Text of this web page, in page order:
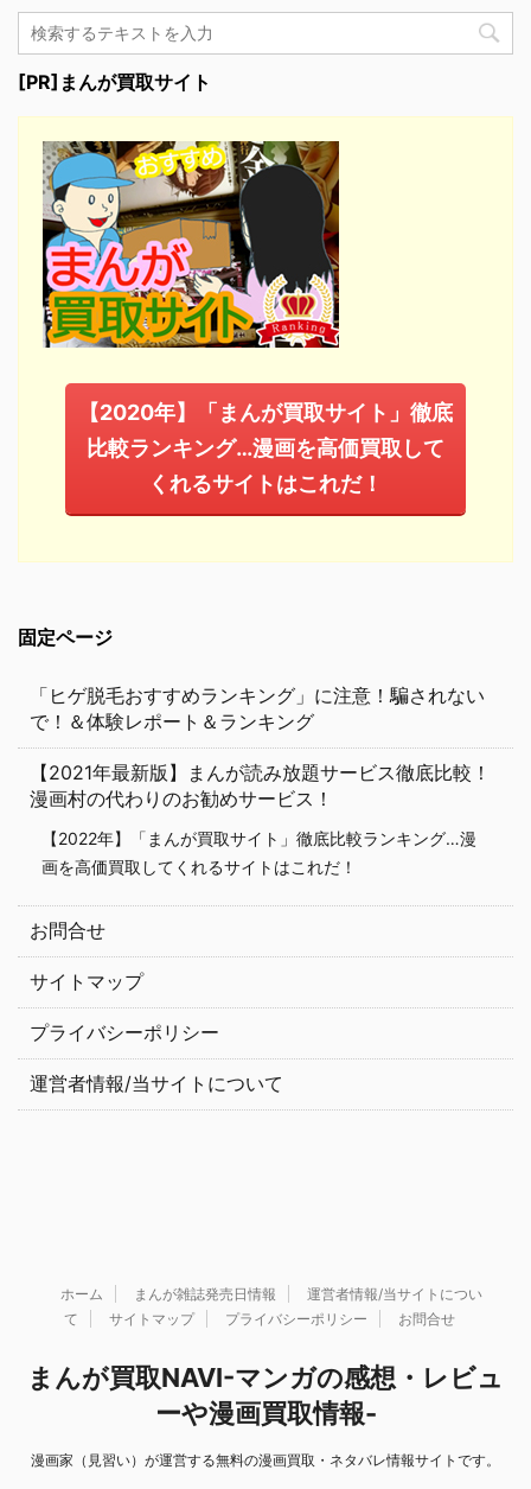
[PR]まんが買取サイト
【2020年】「まんが買取サイト」徹底
比較ランキング…漫画を高価買取して
くれるサイトはこれだ！
固定ページ
「ヒゲ脱毛おすすめランキング」に注意！騙されない
で！＆体験レポート＆ランキング
【2021年最新版】まんが読み放題サービス徹底比較！
漫画村の代わりのお勧めサービス！
【2022年】「まんが買取サイト」徹底比較ランキング…漫
画を高価買取してくれるサイトはこれだ！
お問合せ
サイトマップ
プライバシーポリシー
運営者情報/当サイトについて
ホーム まんが雑誌発売日情報
運営者情報/当サイトについ
て
サイトマップ プライバシーポリシー お問合せ
まんが買取NAVI-マンガの感想・レビュ
ーや漫画買取情報-
漫画家（見習い）が運営する無料の漫画買取・ネタバレ情報サイトです。